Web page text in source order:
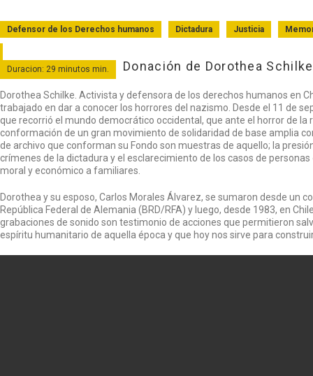
Defensor de los Derechos humanos Dictadura Justicia
Duracion: 29 minutos min. Donación de Dorothea Schilke
Dorothea Schilke. Activista y defensora de los derechos humanos en
trabajado en dar a conocer los horrores del nazismo. Desde el 11 de
que recorrió el mundo democrático occidental, que ante el horror de la
conformación de un gran movimiento de solidaridad de base amplia
de archivo que conforman su Fondo son muestras de aquello; la
crímenes de la dictadura y el esclarecimiento de los casos de
moral y económico a familiares.
Dorothea y su esposo, Carlos Morales Álvarez, se sumaron desde un
República Federal de Alemania (BRD/RFA) y luego, desde 1983, en
grabaciones de sonido son testimonio de acciones que permitieron
espíritu humanitario de aquella época y que hoy nos sirve para